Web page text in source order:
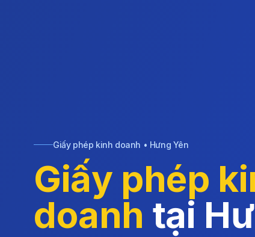
Giấy phép kinh doanh • Hưng Yên
Giấy phép
doanh tại